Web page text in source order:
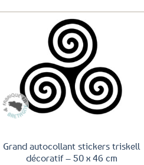
Grand autocollant stickers triskell
décoratif – 50 x 46 cm